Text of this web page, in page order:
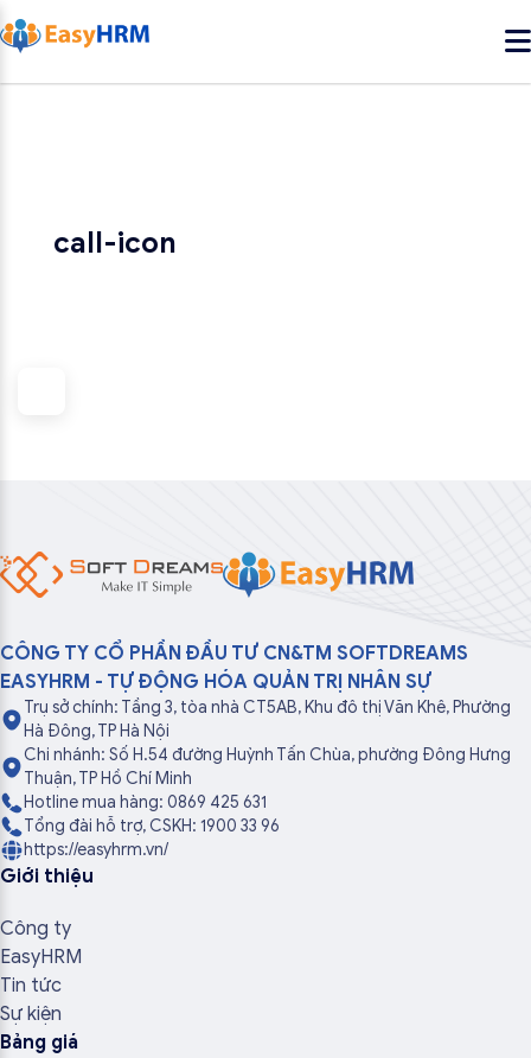
call-icon
CÔNG TY CỔ PHẦN ĐẦU TƯ CN&TM SOFTDREAMS
EASYHRM - TỰ ĐỘNG HÓA QUẢN TRỊ NHÂN SỰ
Trụ sở chính: Tầng 3, tòa nhà CT5AB, Khu đô thị Văn Khê, Phường
Hà Đông, TP Hà Nội
Chi nhánh: Số H.54 đường Huỳnh Tấn Chùa, phường Đông Hưng
Thuận, TP Hồ Chí Minh
Hotline mua hàng: 0869 425 631
Tổng đài hỗ trợ, CSKH: 1900 33 96
https://easyhrm.vn/
Giới thiệu
Công ty
EasyHRM
Tin tức
Sự kiện
Bảng giá